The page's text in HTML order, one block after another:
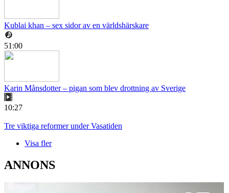
Kublai khan – sex sidor av en världshärskare
51:00
Karin Månsdotter – pigan som blev drottning av Sverige
10:27
Tre viktiga reformer under Vasatiden
Visa fler
ANNONS